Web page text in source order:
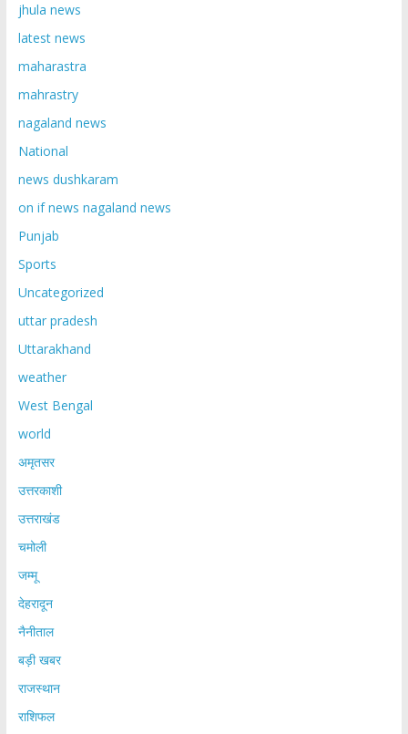
jhula news
latest news
maharastra
mahrastry
nagaland news
National
news dushkaram
on if news nagaland news
Punjab
Sports
Uncategorized
uttar pradesh
Uttarakhand
weather
West Bengal
world
अमृतसर
उत्तरकाशी
उत्तराखंड
चमोली
जम्मू
देहरादून
नैनीताल
बड़ी खबर
राजस्थान
राशिफल